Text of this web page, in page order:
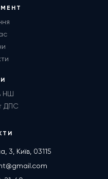
НШ
ДПС
3, Київ, 03115